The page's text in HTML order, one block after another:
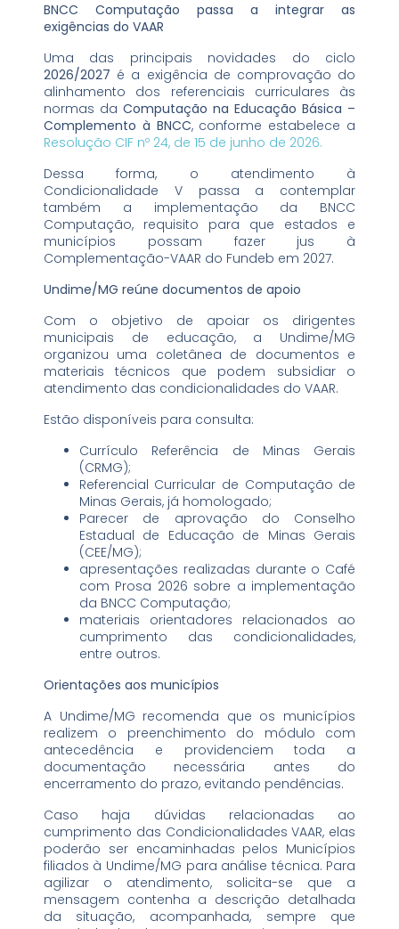
BNCC Computação passa a integrar as
exigências do VAAR
Uma das principais novidades do ciclo
2026/2027 é a exigência de comprovação do
alinhamento dos referenciais curriculares às
normas da Computação na Educação Básica –
Complemento à BNCC, conforme estabelece a
Resolução CIF nº 24, de 15 de junho de 2026.
Dessa forma, o atendimento à
Condicionalidade V passa a contemplar
também a implementação da BNCC
Computação, requisito para que estados e
municípios possam fazer jus à
Complementação-VAAR do Fundeb em 2027.
Undime/MG reúne documentos de apoio
Com o objetivo de apoiar os dirigentes
municipais de educação, a Undime/MG
organizou uma coletânea de documentos e
materiais técnicos que podem subsidiar o
atendimento das condicionalidades do VAAR.
Estão disponíveis para consulta:
Currículo Referência de Minas Gerais
(CRMG);
Referencial Curricular de Computação de
Minas Gerais, já homologado;
Parecer de aprovação do Conselho
Estadual de Educação de Minas Gerais
(CEE/MG);
apresentações realizadas durante o Café
com Prosa 2026 sobre a implementação
da BNCC Computação;
materiais orientadores relacionados ao
cumprimento das condicionalidades,
entre outros.
Orientações aos municípios
A Undime/MG recomenda que os municípios
realizem o preenchimento do módulo com
antecedência e providenciem toda a
documentação necessária antes do
encerramento do prazo, evitando pendências.
Caso haja dúvidas relacionadas ao
cumprimento das Condicionalidades VAAR, elas
poderão ser encaminhadas pelos Municípios
filiados à Undime/MG para análise técnica. Para
agilizar o atendimento, solicita-se que a
mensagem contenha a descrição detalhada
da situação, acompanhada, sempre que